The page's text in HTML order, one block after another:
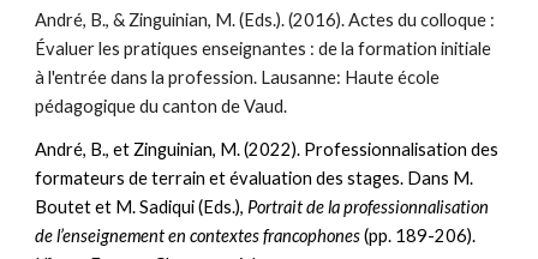
André, B., & Zinguinian, M. (Eds.). (2016). Actes du colloque :
Évaluer les pratiques enseignantes : de la formation initiale
à l'entrée dans la profession. Lausanne: Haute école
pédagogique du canton de Vaud.
André, B., et Zinguinian, M. (2022). Professionnalisation des
formateurs de terrain et évaluation des stages. Dans M.
Boutet et M. Sadiqui (Eds.), Portrait de la professionnalisation
de l’enseignement en contextes francophones(pp. 189-206).